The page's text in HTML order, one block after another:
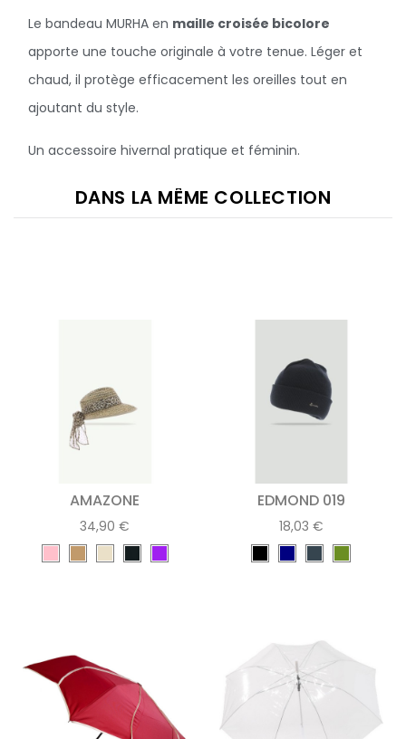
Le bandeau MURHA en maille croisée bicolore
apporte une touche originale à votre tenue. Léger et
chaud, il protège efficacement les oreilles tout en
ajoutant du style.
Un accessoire hivernal pratique et féminin.
DANS LA MÊME COLLECTION
AMAZONE
34,90 €
EDMOND 019
18,03 €